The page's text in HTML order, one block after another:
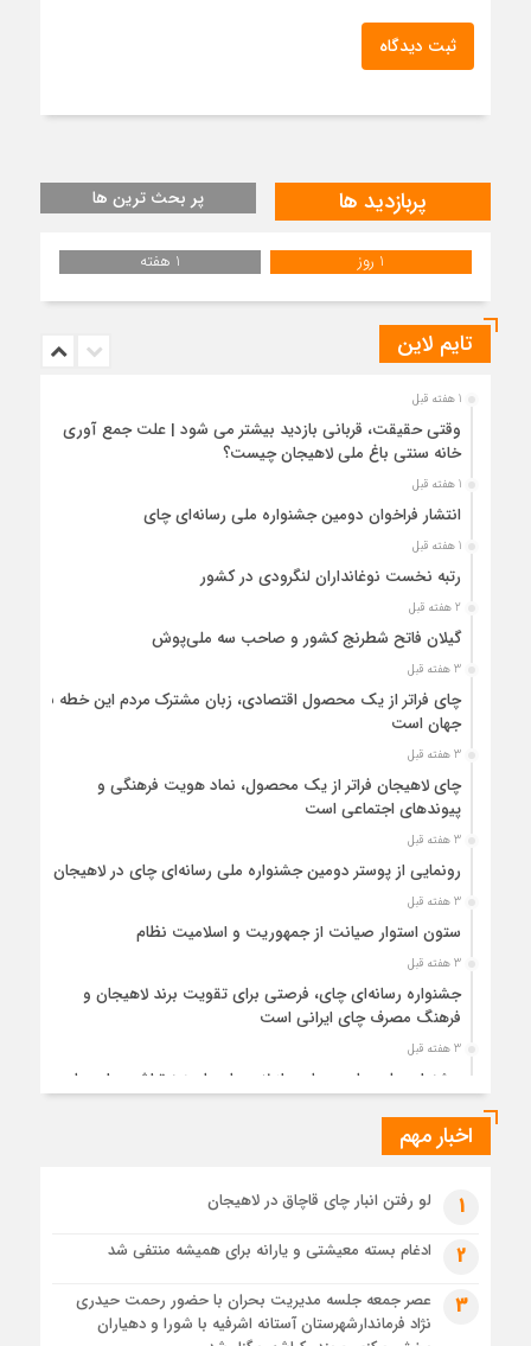
ثبت دیدگاه
پربازدید ها پر بحث ترین ها
1 روز 1 هفته
تایم لاین
1 هفته قبل
وقتی حقیقت، قربانی بازدید بیشتر می شود | علت جمع آوری
خانه سنتی باغ ملی لاهیجان چیست؟
1 هفته قبل
انتشار فراخوان دومین جشنواره ملی رسانه‌ای چای
1 هفته قبل
رتبه نخست نوغانداران لنگرودی در کشور
2 هفته قبل
گیلان فاتح شطرنج کشور و صاحب سه ملی‌پوش
3 هفته قبل
چای فراتر از یک محصول اقتصادی، زبان مشترک مردم این خطه با
جهان است
3 هفته قبل
چای لاهیجان فراتر از یک محصول، نماد هویت فرهنگی و
پیوندهای اجتماعی است
3 هفته قبل
رونمایی از پوستر دومین جشنواره ملی رسانه‌ای چای در لاهیجان
3 هفته قبل
ستون استوار صیانت از جمهوریت و اسلامیت نظام
3 هفته قبل
جشنواره رسانه‌ای چای، فرصتی برای تقویت برند لاهیجان و
فرهنگ مصرف چای ایرانی است
3 هفته قبل
جشنواره ملی چای، حمایت از لاهیجان یا هزینه‌تراشی برای چای
1 ماه قبل
1 ماه قبل
رئوف
تصاویر هوایی مراسم تشییع پیکر مطهر آقای شهید ایران – مشهد
اخبار مهم
1 لو رفتن انبار چای قاچاق در لاهیجان
2 ادغام بسته معیشتی و یارانه برای همیشه منتفی شد
3
عصر جمعه جلسه مدیریت بحران با حضور رحمت حیدری
نژاد فرماندارشهرستان آستانه اشرفیه با شورا و دهیاران